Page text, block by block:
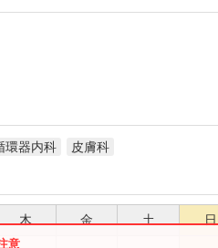
環器内科 皮膚科
木 金 土 日